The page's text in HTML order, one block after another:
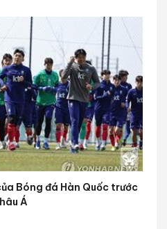
Bóng đá Hàn Quốc trước
Á